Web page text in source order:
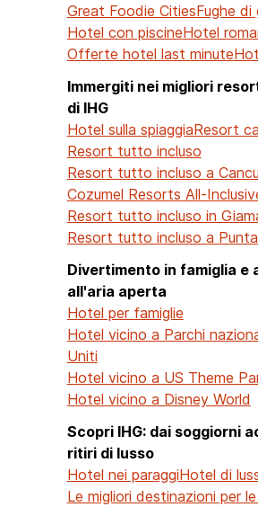
Great Foodie CitiesFughe di
Hotel con piscineHotel
Offerte hotel last minute
Immergiti nei migliori
di IHG
Hotel sulla spiaggiaResort
Resort tutto incluso
Resort tutto incluso a
Cozumel Resorts All-
Resort tutto incluso in
Resort tutto incluso a
Divertimento in famiglia e
all'aria aperta
Hotel per famiglie
Hotel vicino a Parchi
Uniti
Hotel vicino a US Theme
Hotel vicino a Disney World
Scopri IHG: dai soggiorni
ritiri di lusso
Hotel nei paraggiHotel di
Le migliori destinazioni per